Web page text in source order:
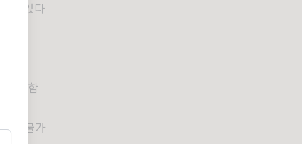
가 있다
위함
나, 불가